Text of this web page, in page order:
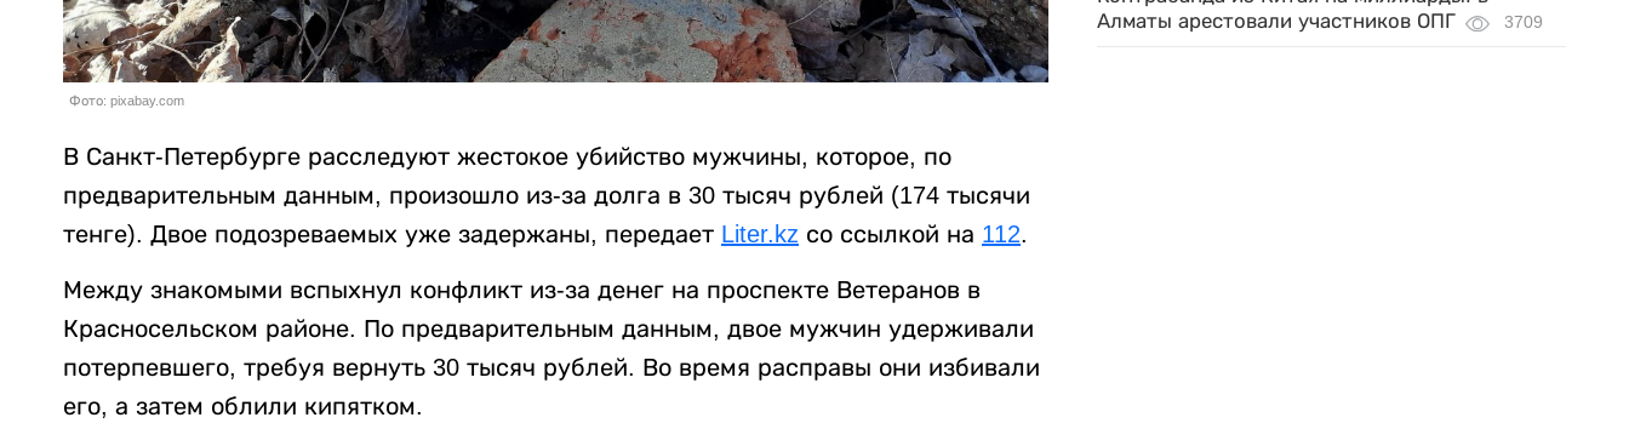
Фото: pixabay.com
В Санкт-Петербурге расследуют жестокое убийство мужчины, которое, по
предварительным данным, произошло из-за долга в 30 тысяч рублей (174 тысячи
тенге). Двое подозреваемых уже задержаны, передает Liter.kz со ссылкой на 112.
Между знакомыми вспыхнул конфликт из-за денег на проспекте Ветеранов в
Красносельском районе. По предварительным данным, двое мужчин удерживали
потерпевшего, требуя вернуть 30 тысяч рублей. Во время расправы они избивали
его, а затем облили кипятком.
Алматы арестовали участников ОПГ
3709